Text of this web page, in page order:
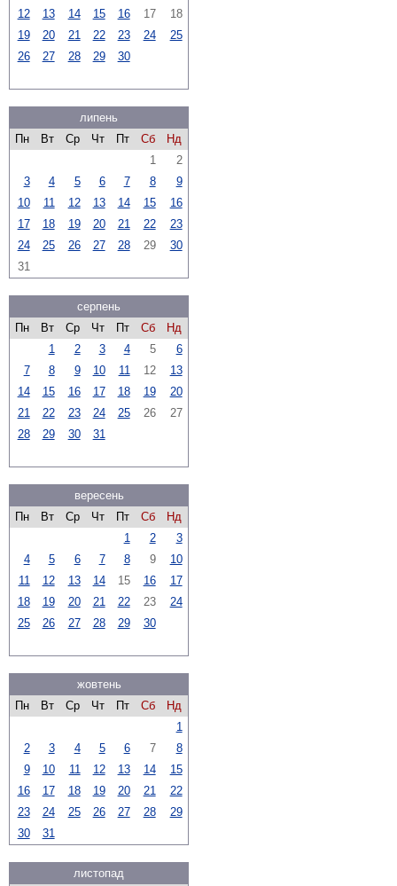
12
13 14 15 16 17
18
19
20 21 22 23 24
25
26
27 28 29 30
липень
Пн
Вт Ср Чт Пт Сб
Нд
1
2
3
4 5 6 7 8
9
10
11 12 13 14 15
16
17
18 19 20 21 22
23
24
25 26 27 28 29
30
31
серпень
Пн
Вт Ср Чт Пт Сб
Нд
1
2 3 4 5
6
7
8 9 10 11 12
13
14
15 16 17 18 19
20
21
22 23 24 25 26
27
28
29 30 31
вересень
Пн
Вт Ср Чт Пт Сб
Нд
1
2
3
4
5 6 7 8 9
10
11
12 13 14 15 16
17
18
19 20 21 22 23
24
25
26 27 28 29 30
жовтень
Пн
Вт Ср Чт Пт Сб
Нд
1
2
3 4 5 6 7
8
9
10 11 12 13 14
15
16
17 18 19 20 21
22
23
24 25 26 27 28
29
30
31
листопад